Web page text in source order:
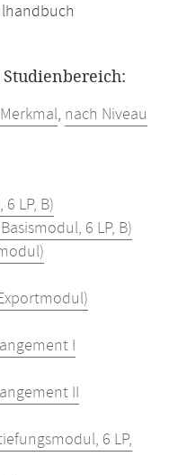
, nach Niveau
LP, B)
6 LP, B)
I
II
6 LP,